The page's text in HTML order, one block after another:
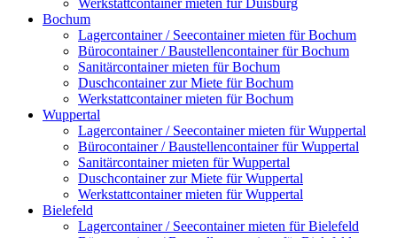
Bochum
Lagercontainer / Seecontainer mieten für Bochum
Bürocontainer / Baustellencontainer für Bochum
Sanitärcontainer mieten für Bochum
Duschcontainer zur Miete für Bochum
Werkstattcontainer mieten für Bochum
Wuppertal
Lagercontainer / Seecontainer mieten für Wuppertal
Bürocontainer / Baustellencontainer für Wuppertal
Sanitärcontainer mieten für Wuppertal
Duschcontainer zur Miete für Wuppertal
Werkstattcontainer mieten für Wuppertal
Bielefeld
Lagercontainer / Seecontainer mieten für Bielefeld